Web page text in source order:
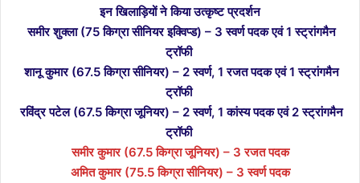
इन खिलाड़ियों ने किया उत्कृष्ट प्रदर्शन
समीर शुक्ला (75 किग्रा सीनियर इक्विप्ड) – 3 स्वर्ण पदक एवं 1 स्ट्रांगमैन
ट्रॉफी
शानू कुमार (67.5 किग्रा सीनियर) – 2 स्वर्ण, 1 रजत पदक एवं 1 स्ट्रांगमैन
ट्रॉफी
रविंद्र पटेल (67.5 किग्रा जूनियर) – 2 स्वर्ण, 1 कांस्य पदक एवं 2 स्ट्रांगमैन
ट्रॉफी
समीर कुमार (67.5 किग्रा जूनियर) – 3 रजत पदक
अमित कुमार (75.5 किग्रा सीनियर) – 3 स्वर्ण पदक